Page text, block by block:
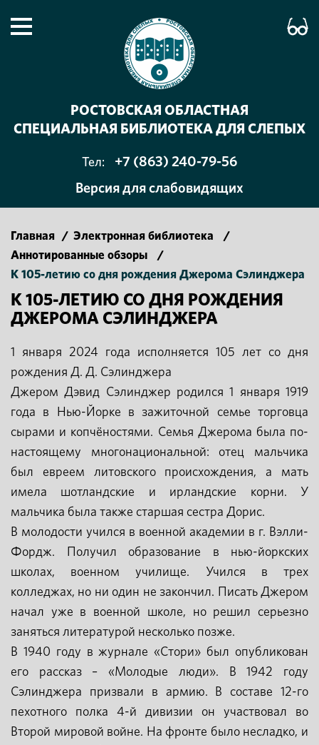
РОСТОВСКАЯ ОБЛАСТНАЯ
СПЕЦИАЛЬНАЯ БИБЛИОТЕКА ДЛЯ СЛЕПЫХ
Тел:
+7 (863) 240-79-56
Версия для слабовидящих
Главная / Электронная библиотека
/
Аннотированные обзоры
/
К 105-летию со дня рождения Джерома Сэлинджера
К 105-ЛЕТИЮ СО ДНЯ РОЖДЕНИЯ
ДЖЕРОМА СЭЛИНДЖЕРА
1 января 2024 года исполняется 105 лет со дня
рождения Д. Д. Сэлинджера
Джером Дэвид Сэлинджер родился 1 января 1919
года в Нью-Йорке в зажиточной семье торговца
сырами и копчёностями. Семья Джерома была по-
настоящему многонациональной: отец мальчика
был евреем литовского происхождения, а мать
имела шотландские и ирландские корни. У
мальчика была также старшая сестра Дорис.
В молодости учился в военной академии в г. Вэлли-
Фордж. Получил образование в нью-йоркских
школах, военном училище. Учился в трех
колледжах, но ни один не закончил. Писать Джером
начал уже в военной школе, но решил серьезно
заняться литературой несколько позже.
В 1940 году в журнале «Стори» был опубликован
его рассказ – «Молодые люди». В 1942 году
Сэлинджера призвали в армию. В составе 12-го
пехотного полка 4-й дивизии он участвовал во
Второй мировой войне. На фронте было несладко, и